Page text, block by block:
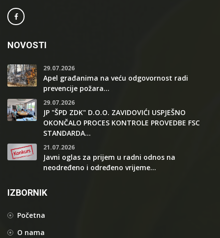
NOVOSTI
29.07.2026
Apel građanima na veću odgovornost radi
prevencije požara...
29.07.2026
JP "ŠPD ZDK" D.O.O. ZAVIDOVIĆI USPJEŠNO
OKONČALO PROCES KONTROLE PROVEDBE FSC
STANDARDA...
21.07.2026
Javni oglas za prijem u radni odnos na
neodređeno i određeno vrijeme...
IZBORNIK
Početna
O nama